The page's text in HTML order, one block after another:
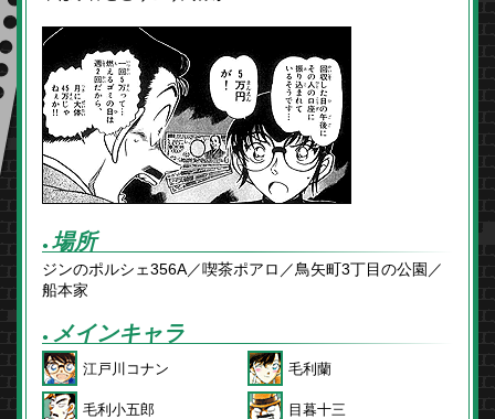
● メインキャラ
江戸川コナン 毛利蘭
毛利小五郎 目暮十三
● 場所
ジンのポルシェ356A／喫茶ポアロ／鳥矢町3丁目の公園／
船本家